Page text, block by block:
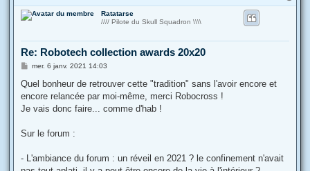
a
Ratatarse
//// Pilote du Skull Squadron \\\\
Re: Robotech collection awards 20x20
M
s
a
g
mer. 6 janv. 2021 14:03
Quel bonheur de retrouver cette "tradition" sans l'avoir encore et
encore relancée par moi-même, merci Robocross !
Je vais donc faire... comme d'hab !
Sur le forum :
- L'ambiance du forum : un réveil en 2021 ? le confinement n'avait